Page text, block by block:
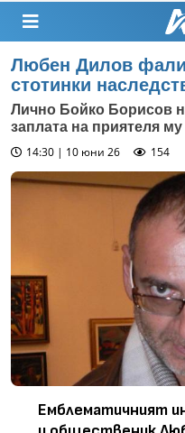
Любен Дилов
стотинки
Лично Бойко Борисов
заплата на приятеля
14:30 | 10 юни 26
154
Емблематичният